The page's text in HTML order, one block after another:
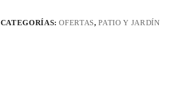
CATEGORÍAS:OFERTAS,PATIO Y JARDÍN